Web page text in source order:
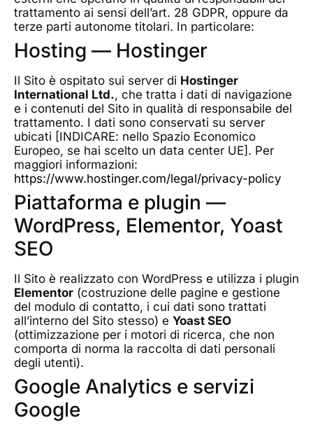
trattamento ai sensi dell’art. 28 GDPR, oppure da
terze parti autonome titolari. In particolare:
Hosting — Hostinger
Il Sito è ospitato sui server di Hostinger
International Ltd., che tratta i dati di navigazione
e i contenuti del Sito in qualità di responsabile del
trattamento. I dati sono conservati su server
ubicati [INDICARE: nello Spazio Economico
Europeo, se hai scelto un data center UE]. Per
maggiori informazioni:
https://www.hostinger.com/legal/privacy-policy
Piattaforma e plugin —
WordPress, Elementor, Yoast
SEO
Il Sito è realizzato con WordPress e utilizza i plugin
Elementor (costruzione delle pagine e gestione
del modulo di contatto, i cui dati sono trattati
all’interno del Sito stesso) e Yoast SEO
(ottimizzazione per i motori di ricerca, che non
comporta di norma la raccolta di dati personali
degli utenti).
Google Analytics e servizi
Google